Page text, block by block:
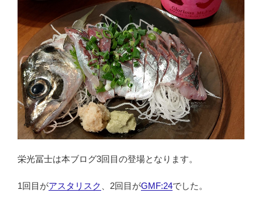
ど
も
と
い
っ
し
ょ
に
七
夕
飾
つ
栄光冨士は本ブログ3回目の登場となります。
1回目がアスタリスク 、2回目がGMF:24でした。